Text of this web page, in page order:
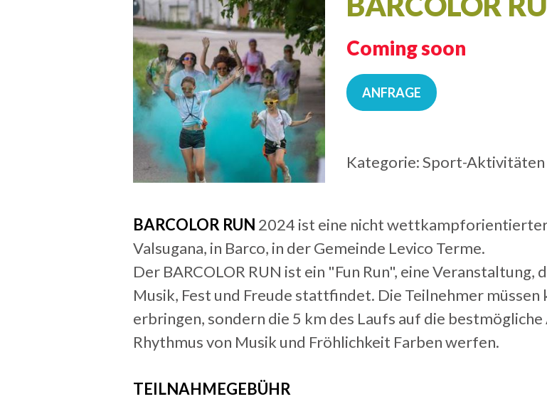
Coming soon
ANFRAGE
Kategorie: Sport-Aktivitäten
BARCOLOR RUN 2024 ist eine nicht
Valsugana, in Barco, in der Gemeinde Levico Terme.
Der BARCOLOR RUN ist ein "Fun Run", eine
Musik, Fest und Freude stattfindet. Die Teilnehmer
erbringen, sondern die 5 km des Laufs auf die
Rhythmus von Musik und Fröhlichkeit Farben werfen.
TEILNAHMEGEBÜHR